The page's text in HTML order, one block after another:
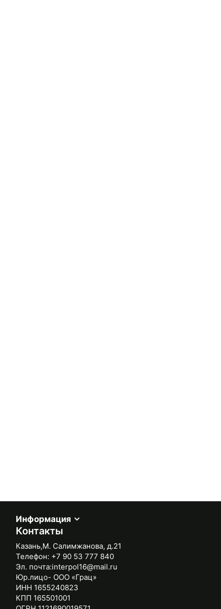
Информация
Контакты
Казань,М. Салимжанова, д.21
Телефон: +7 90 53 777 840
Эл. почта:interpol16@mail.ru
Юр.лицо- ООО «Грац»
ИНН 1655240823
КПП 165501001